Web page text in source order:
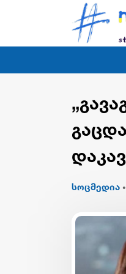
სოცმედია •